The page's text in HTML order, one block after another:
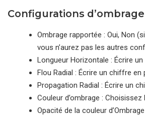
Configurations d’ombrage
Ombrage rapportée : Oui, Non
vous n’aurez pas les autres
Longueur Horizontale : Écrire
Flou Radial : Écrire un chiffre en
Propagation Radial : Écrire un
Couleur d’ombrage : Choisissez
Opacité de la couleur